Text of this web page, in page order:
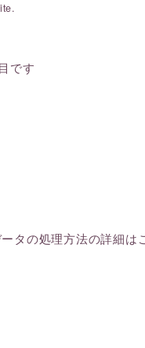
です
タの処理方法の詳細は